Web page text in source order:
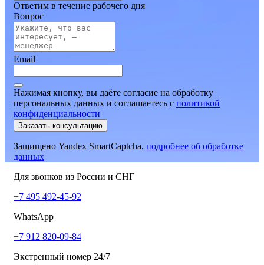
Ответим в течение рабочего дня
Вопрос
Email
Нажимая кнопку, вы даёте согласие на обработку
персональных данных и соглашаетесь c политикой
конфиденциальности
Заказать консультацию
Защищено Yandex SmartCaptcha, подробнее об обработке
данных
Для звонков из России и СНГ
+7 495 492-45-92
WhatsApp
+7 912 820-09-84
Экстренный номер 24/7